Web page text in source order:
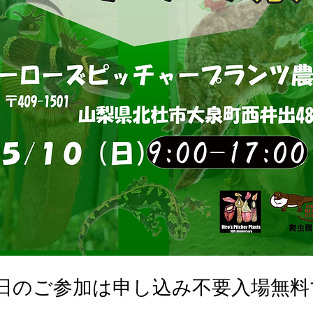
のご参加は申し込み不要入場無